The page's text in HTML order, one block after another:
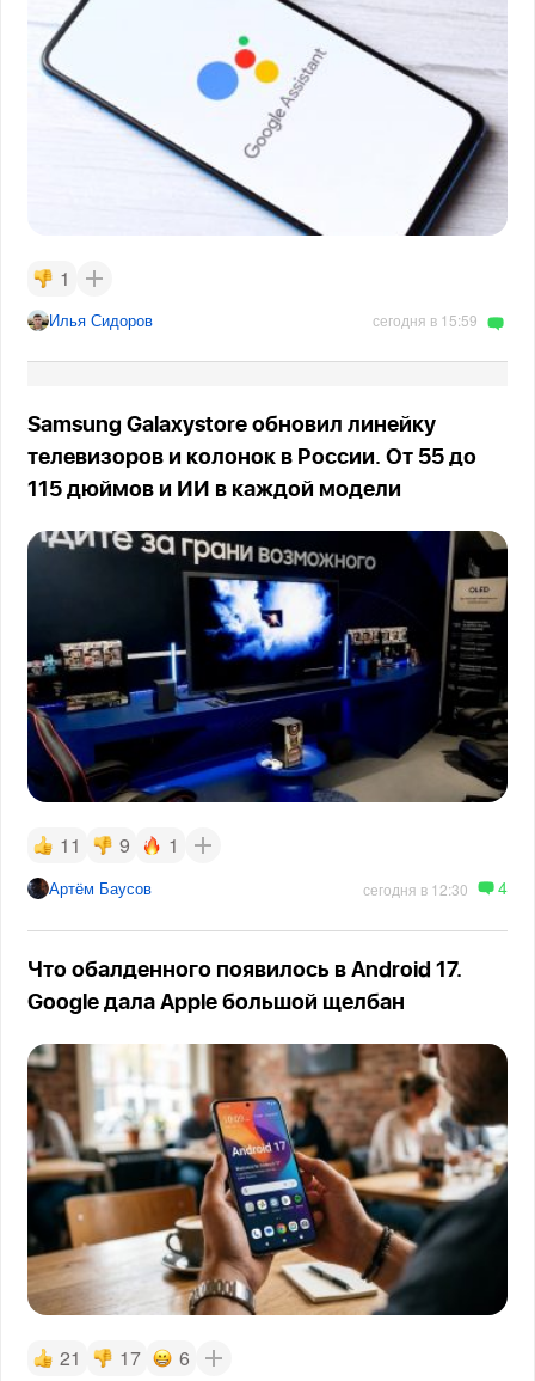
1
Илья Сидоров сегодня в 15:59
Samsung Galaxystore обновил линейку
телевизоров и колонок в России. От 55 до
115 дюймов и ИИ в каждой модели
11 9 1
Артём Баусов сегодня в 12:30 4
Что обалденного появилось в Android 17.
Google дала Apple большой щелбан
21 17 6